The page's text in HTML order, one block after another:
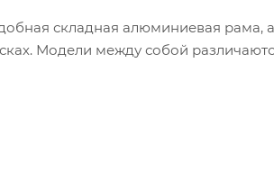
складная алюминиевая рама,
Модели между собой